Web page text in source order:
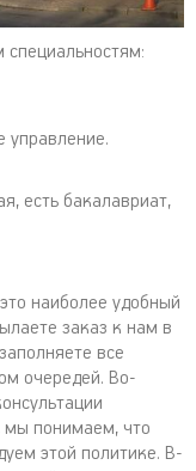
специальностям:
управление.
есть бакалавриат,
наиболее удобный
заказ к нам в
все
очередей. Во-
мы понимаем, что
этой политике. В-